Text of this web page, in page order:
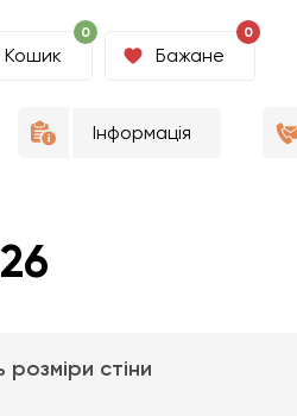
0
Кошик
0
Бажане
Інформація
розміри стіни